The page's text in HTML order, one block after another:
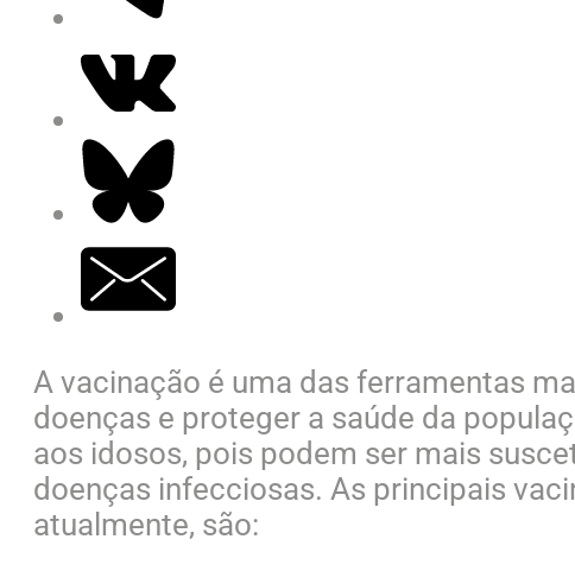
A vacinação é uma das ferramentas
doenças e proteger a saúde da
aos idosos, pois podem ser mais
doenças infecciosas. As principais
atualmente, são: